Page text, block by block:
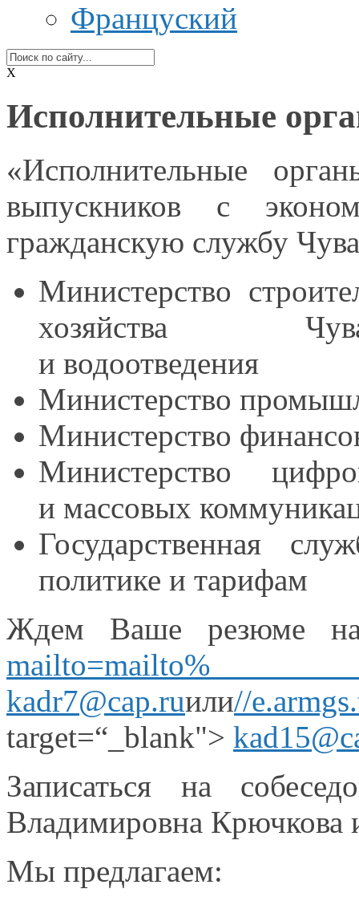
Француский
X
Исполнительные
«Исполнительные
выпускников с
гражданскую службу
Министерство
хозяйства
и водоотведения
Министерство
Министерство
Министерство
и массовых
Государственная
политике и тарифам
Ждем Ваше резюме
kadr7@cap.ruили//
target=“_blank">
Записаться на
Владимировна
Мы предлагаем: